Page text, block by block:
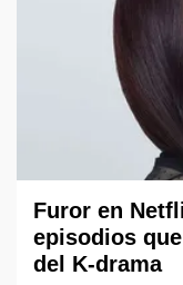
Furor en
episodios
del K-drama